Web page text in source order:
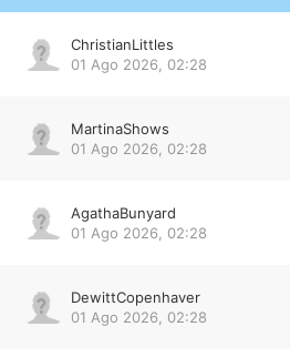
ChristianLittles
01 Ago 2026, 02:28
MartinaShows
01 Ago 2026, 02:28
AgathaBunyard
01 Ago 2026, 02:28
DewittCopenhaver
01 Ago 2026, 02:28